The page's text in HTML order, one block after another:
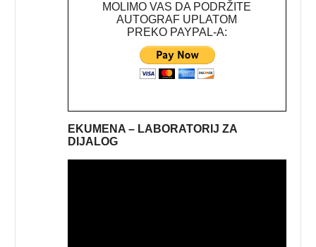
MOLIMO VAS DA PODRŽITE
AUTOGRAF UPLATOM
PREKO PAYPAL-A:
EKUMENA – LABORATORIJ ZA
DIJALOG